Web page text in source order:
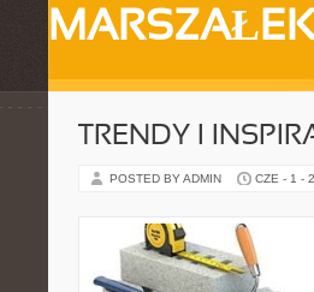
TRENDY I
POSTED BY ADMIN CZE - 1 -